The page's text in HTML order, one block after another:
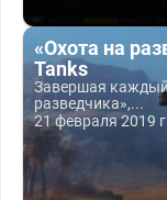
«Охота на
Tanks
Завершая
разведчика»,...
21 февраля 2019 г.